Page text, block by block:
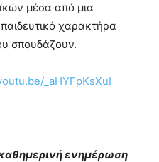
μέσα από μια
χαρακτήρα
σπουδάζουν.
_aHYFpKsXuI
ενημέρωση